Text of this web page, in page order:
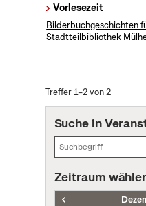
Vorlesezeit
Bilderbuchgeschichten
Stadtteilbibliothek
Treffer 1–2 von 2
Suche in
Zeitraum